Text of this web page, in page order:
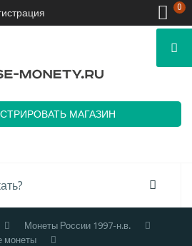
МАГАЗИН
Монеты России 1997-н.в.
монеты
0